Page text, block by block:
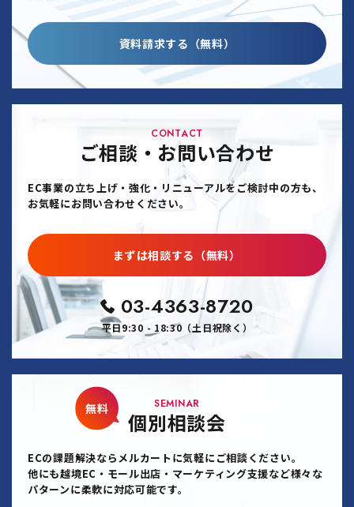
資料請求する（無料）
CONTACT
ご相談・お問い合わせ
EC事業の立ち上げ・強化・リニューアルをご検討中の方も、
お気軽にお問い合わせください。
まずは相談する（無料）
03-4363-8720
平日9:30 - 18:30（土日祝除く）
SEMINAR
個別相談会
無料
ECの課題解決ならメルカートに気軽にご相談ください。
他にも越境EC・モール出店・マーケティング支援など様々な
パターンに柔軟に対応可能です。